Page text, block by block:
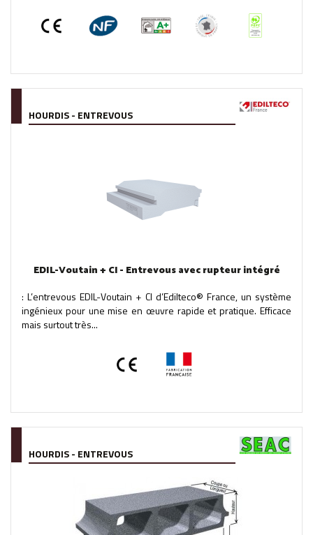
HOURDIS - ENTREVOUS
EDIL-Voutain + CI - Entrevous avec rupteur intégré
: L’entrevous EDIL-Voutain + CI d’Edilteco® France, un système
ingénieux pour une mise en œuvre rapide et pratique. Efficace
mais surtout très...
HOURDIS - ENTREVOUS